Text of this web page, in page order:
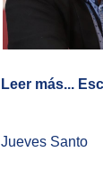
Leer más...
Jueves Santo